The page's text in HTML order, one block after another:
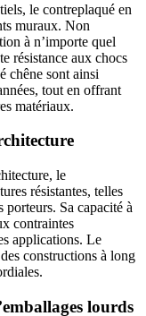
le contreplaqué en
muraux. Non
à n’importe quel
résistance aux chocs
chêne sont ainsi
tout en offrant
matériaux.
le
résistantes, telles
porteurs. Sa capacité à
contraintes
applications. Le
constructions à long
lourds